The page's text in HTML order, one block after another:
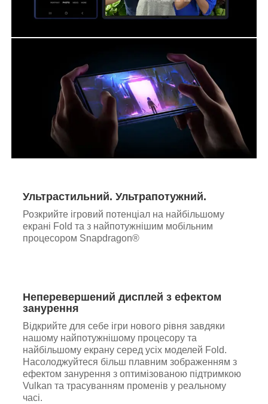
Ультрастильний. Ультрапотужний.
Розкрийте ігровий потенціал на найбільшому
екрані Fold та з найпотужнішим мобільним
процесором Snapdragon®
Неперевершений дисплей з ефектом
занурення
Відкрийте для себе ігри нового рівня завдяки
нашому найпотужнішому процесору та
найбільшому екрану серед усіх моделей Fold.
Насолоджуйтеся більш плавним зображенням з
ефектом занурення з оптимізованою підтримкою
Vulkan та трасуванням променів у реальному
часі.